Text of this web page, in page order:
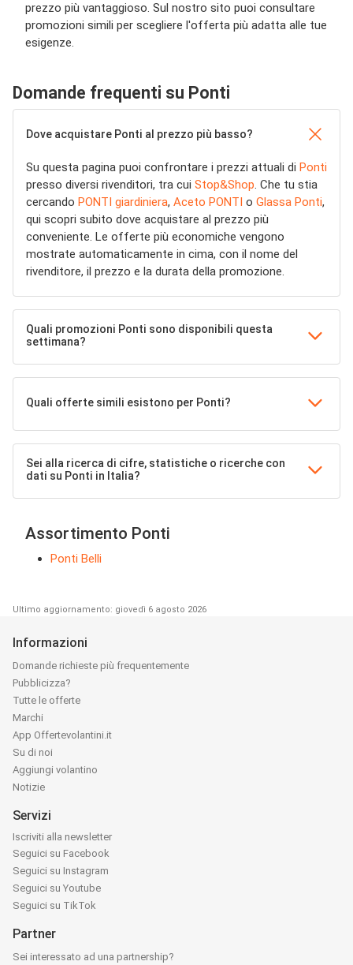
prezzo più vantaggioso. Sul nostro sito puoi consultare
promozioni simili per scegliere l'offerta più adatta alle tue
esigenze.
Domande frequenti su Ponti
Dove acquistare Ponti al prezzo più basso?
Su questa pagina puoi confrontare i prezzi attuali di Ponti
presso diversi rivenditori, tra cui Stop&Shop. Che tu stia
cercando PONTI giardiniera, Aceto PONTI o Glassa Ponti,
qui scopri subito dove acquistare al prezzo più
conveniente. Le offerte più economiche vengono
mostrate automaticamente in cima, con il nome del
rivenditore, il prezzo e la durata della promozione.
Quali promozioni Ponti sono disponibili questa
settimana?
Quali offerte simili esistono per Ponti?
Sei alla ricerca di cifre, statistiche o ricerche con
dati su Ponti in Italia?
Assortimento Ponti
Ponti Belli
Ultimo aggiornamento: giovedì 6 agosto 2026
Informazioni
Domande richieste più frequentemente
Pubblicizza?
Tutte le offerte
Marchi
App Offertevolantini.it
Su di noi
Aggiungi volantino
Notizie
Servizi
Iscriviti alla newsletter
Seguici su Facebook
Seguici su Instagram
Seguici su Youtube
Seguici su TikTok
Partner
Sei interessato ad una partnership?